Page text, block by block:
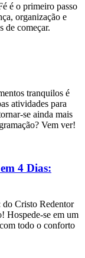
é o primeiro passo
organização e
de começar.
tranquilos é
atividades para
se ainda mais
Vem ver!
4 Dias:
do Cristo Redentor
Hospede-se em um
todo o conforto